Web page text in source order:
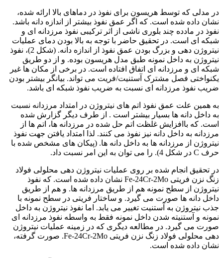
در مدلی که توسط هریسون برای نفوذ در دماهای بالا ارائه شده،
نشان داده شده است. که اگر عمق نفوذ بیشتر از اندازه دانه باشد.
نفوذ در مادده چند بلوری ناشی از اثر ترکیبی نفوذ مرزدانه ای و
شبکه ای است. در تحقیق حاضر با توجه به بالا بودن دمای عملیات
نیتروژن دهی و بزرگ بودن عمق نفوذ از اندازه دانه. (شکل 2)، نفوذ
نیتروژن به داخل نمونه طبق مدل هریسون بوده. و از دو طریق
شبکه ای و مرزدانه ای اتفاق افتاده است. در برخی از مکان ها غیر
یکنواختی فصل مشترک آستنیت/فریت می تواند. بیانگر بیشتر بودن
ضریب نفوذ مرزدانه ای نسبت به ضریب نفوذ شبکه ای باشد.
به همین علت عمق نفوذ اتم های نیتروژن در امتداد مرزدانه نسبت
به داخل دانه ها بسیار بیشتر است . از طرف دیگر گزارش شده
است. که باافزایش غلظت اتم حل شده در مرزدانه ها، اتم ها از
مرزدانه به داخل دانه نیز نفوذ می کنند. لذا امتداد یافتن جهت نفوذ
نیتروژن از مرزدانه ها به داخل دانه ها. (پیکان های مشخص شده با
حرف C در شکل 4). را می توان به این امر نسبت داد.
در تحقیق انجام شده بر روی عملیات نیتروژن دهی محلولی فولاد
زنگ نزن فریتی Fe-24Cr-2Mo نشان داده شده است. که نفوذ
نیتروژن از سطح نمونه هم از طریق مرزدانه ها. و هم از طریق
داخل دانه ها صورت می گیرد. و ساختار فریتی در سطح نمونه با
جذب نیتروژن به آستنیت تغییر می یابد. اما نفوذ نیتروژن به داخل
نمونه و آستنیته شدن داخل نمونه فقط به واسطه نفوذ مرزدانه ای
صورت می گیرد. در مطالعه دیگری که در زمینه عملیات نیتروژن
دهی محلولی فولاد زنگ نزن فریتی Fe-24Cr-2Mo. صورت گرفته،
نشان داده شده است.